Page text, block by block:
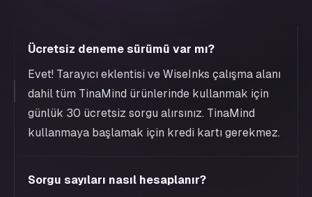
Ücretsiz deneme sürümü var mı?
Evet! Tarayıcı eklentisi ve WiseInks çalışma alanı
dahil tüm TinaMind ürünlerinde kullanmak için
günlük 30 ücretsiz sorgu alırsınız. TinaMind
kullanmaya başlamak için kredi kartı gerekmez.
Sorgu sayıları nasıl hesaplanır?